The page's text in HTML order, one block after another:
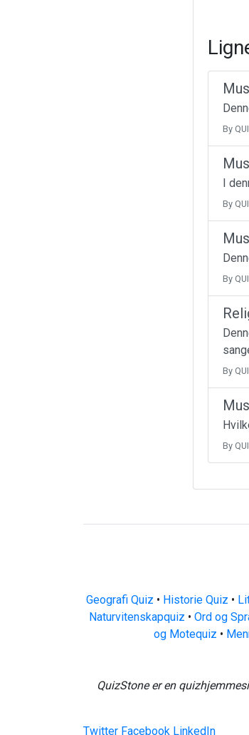
By
I
By
By
By
By
Geografi Quiz • Historie Quiz •
Naturvitenskapquiz • Ord og
og Motequiz •
QuizStone er en
Twitter Facebook LinkedIn